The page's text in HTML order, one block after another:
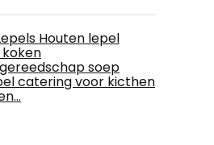
Houten lepel
soep
catering voor kicthen